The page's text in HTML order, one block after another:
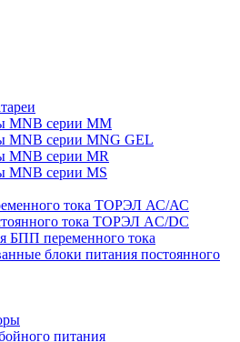
MNB серии MM
MNB серии MNG GEL
MNB серии MR
MNB серии MS
тока ТОРЭЛ АС/АС
тока ТОРЭЛ AC/DC
БПП переменного тока
блоки питания постоянного
питания